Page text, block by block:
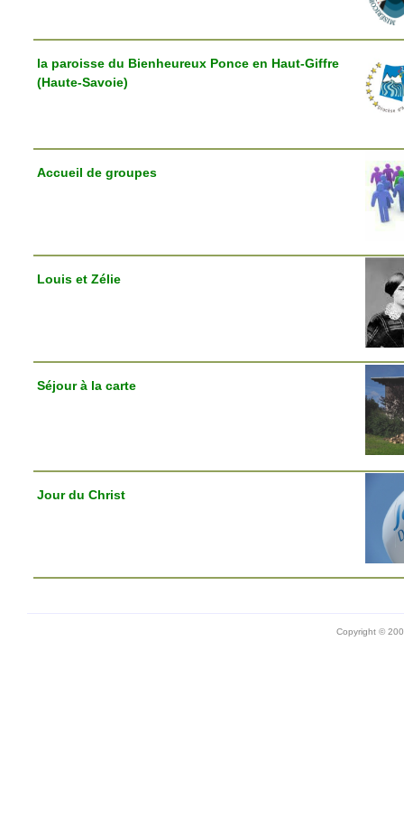
la paroisse du Bienheureux Ponce en Haut-Giffre
(Haute-Savoie)
Accueil de groupes
Louis et Zélie
Séjour à la carte
Jour du Christ
Copyright ©